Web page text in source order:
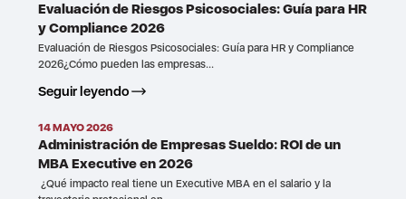
Evaluación de Riesgos Psicosociales: Guía para HR
y Compliance 2026
Evaluación de Riesgos Psicosociales: Guía para HR y Compliance
2026¿Cómo pueden las empresas...
Seguir leyendo
14 MAYO 2026
Administración de Empresas Sueldo: ROI de un
MBA Executive en 2026
¿Qué impacto real tiene un Executive MBA en el salario y la